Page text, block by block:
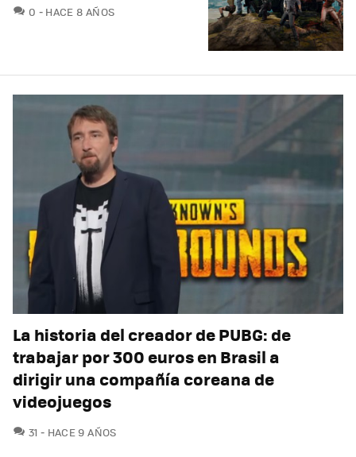
0 COMENTARIOS
HACE 8 AÑOS
La historia del creador de PUBG: de
trabajar por 300 euros en Brasil a
dirigir una compañía coreana de
videojuegos
31 COMENTARIOS
HACE 9 AÑOS